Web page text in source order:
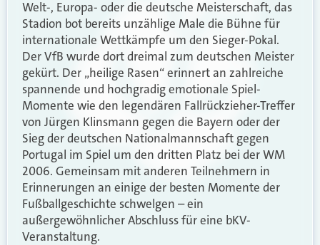
Welt-, Europa- oder die deutsche Meisterschaft, das
Stadion bot bereits unzählige Male die Bühne für
internationale Wettkämpfe um den Sieger-Pokal.
Der VfB wurde dort dreimal zum deutschen Meister
gekürt. Der „heilige Rasen“ erinnert an zahlreiche
spannende und hochgradig emotionale Spiel-
Momente wie den legendären Fallrückzieher-Treffer
von Jürgen Klinsmann gegen die Bayern oder der
Sieg der deutschen Nationalmannschaft gegen
Portugal im Spiel um den dritten Platz bei der WM
2006. Gemeinsam mit anderen Teilnehmern in
Erinnerungen an einige der besten Momente der
Fußballgeschichte schwelgen – ein
außergewöhnlicher Abschluss für eine bKV-
Veranstaltung.